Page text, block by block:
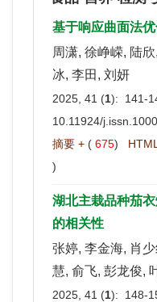
基于响应曲面法
周潇, 徐峥嵘, 陆
冰, 李田, 刘妍
2025, 41 (1): 141-
10.11924/
摘要 + ( 675) HTML
)
湖北主栽品种茄
的相关性
张婷, 李金海, 肖
慧, 俞飞, 彭龙俊,
2025, 41 (1): 148-